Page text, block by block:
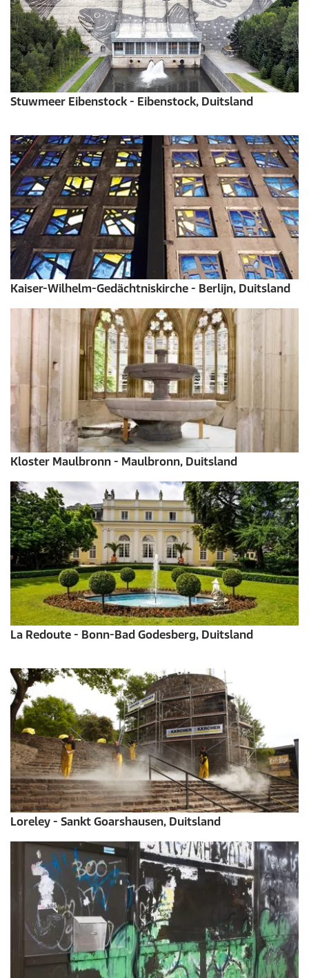
Stuwmeer Eibenstock - Eibenstock, Duitsland
Kaiser-Wilhelm-Gedächtniskirche - Berlijn, Duitsland
Kloster Maulbronn - Maulbronn, Duitsland
La Redoute - Bonn-Bad Godesberg, Duitsland
Loreley - Sankt Goarshausen, Duitsland